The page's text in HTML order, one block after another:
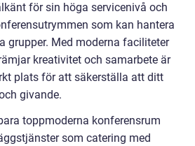
för sin höga servicenivå och
som kan hantera
grupper. Med moderna faciliteter
kreativitet och samarbete är
plats för att säkerställa att ditt
givande.
toppmoderna konferensrum
som catering med